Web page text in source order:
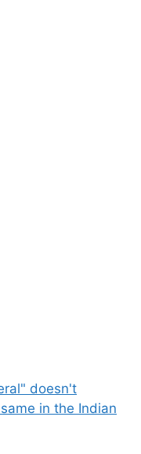
doesn't
in the Indian